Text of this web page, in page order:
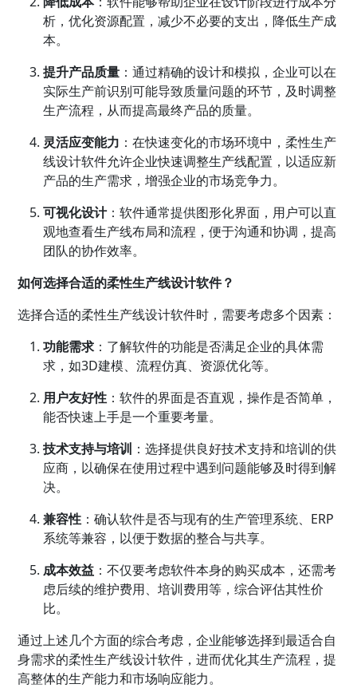
析，优化资源配置，减少不必要的支出，降低生产成
本。
提升产品质量 ：通过精确的设计和模拟，企业可以在
实际生产前识别可能导致质量问题的环节，及时调整
生产流程，从而提高最终产品的质量。
灵活应变能力 ：在快速变化的市场环境中，柔性生产
线设计软件允许企业快速调整生产线配置，以适应新
产品的生产需求，增强企业的市场竞争力。
可视化设计：软件通常提供图形化界面，用户可以直
观地查看生产线布局和流程，便于沟通和协调，提高
团队的协作效率。
如何选择合适的柔性生产线设计软件？
选择合适的柔性生产线设计软件时，需要考虑多个因素：
功能需求 ：了解软件的功能是否满足企业的具体需
求，如3D建模、流程仿真、资源优化等。
用户友好性 ：软件的界面是否直观，操作是否简单，
能否快速上手是一个重要考量。
技术支持与培训 ：选择提供良好技术支持和培训的供
应商，以确保在使用过程中遇到问题能够及时得到解
决。
兼容性 ：确认软件是否与现有的生产管理系统、 ERP
系统等兼容，以便于数据的整合与共享。
成本效益 ：不仅要考虑软件本身的购买成本，还需考
虑后续的维护费用、培训费用等，综合评估其性价
比。
通过上述几个方面的综合考虑，企业能够选择到最适合自
身需求的柔性生产线设计软件，进而优化其生产流程，提
高整体的生产能力和市场响应能力。